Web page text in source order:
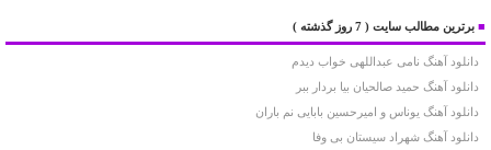
■ برترین مطالب سایت ( 7 روز گذشته )
دانلود آهنگ نامی عبداللهی خواب دیدم
دانلود آهنگ حمید صالحیان بیا بردار ببر
دانلود آهنگ یوناس و امیرحسین بابایی نم باران
دانلود آهنگ شهراد سیستان بی وفا